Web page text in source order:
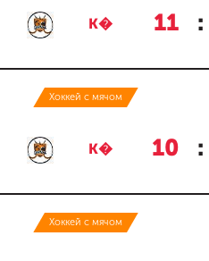
К� 11 :
Хоккей с мячом
К� 10 :
Хоккей с мячом